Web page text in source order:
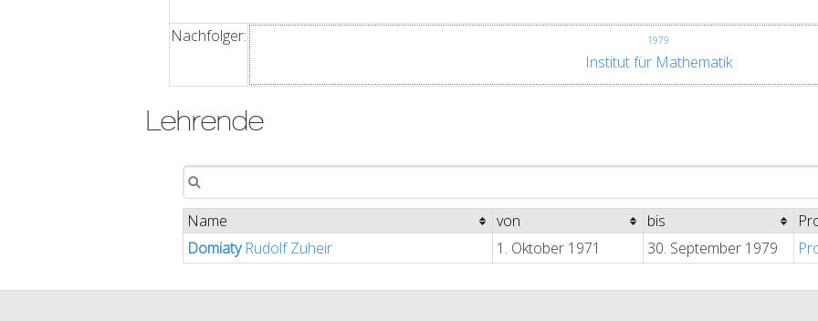
Nachfolger: 1979
Institut für Mathematik
Lehrende
Name von bis
DomiatyRudolf Zuheir 1. Oktober 1971 30. September 1979